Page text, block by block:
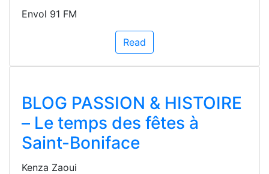
Envol 91 FM
Read
BLOG PASSION & HISTOIRE
– Le temps des fêtes à
Saint-Boniface
Kenza Zaoui